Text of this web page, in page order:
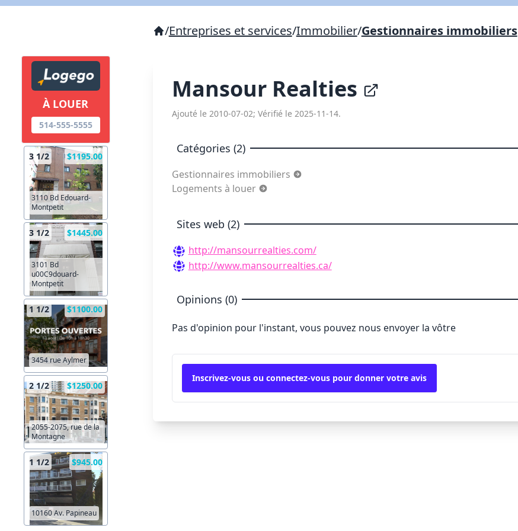
À LOUER
514-555-5555
3 1/2 $1195.00
3110 Bd Edouard-
Montpetit
3 1/2 $1445.00
3101 Bd
u00C9douard-
Montpetit
1 1/2 $1100.00
3454 rue Aylmer
2 1/2 $1250.00
2055-2075, rue de la
Montagne
1 1/2 $945.00
10160 Av. Papineau
/Entreprises et services/Immobilier/Gestionnaires immobiliers
Mansour Realties
Ajouté le 2010-07-02; Vérifié le 2025-11-14.
Catégories (2)
Gestionnaires immobiliers
Logements à louer
Sites web (2)
http://mansourrealties.com/
http://www.mansourrealties.ca/
Opinions (0)
Pas d'opinion pour l'instant, vous pouvez nous envoyer la vôtre
Inscrivez-vous ou connectez-vous pour donner votre avis
X Fermer Envoyez
Copier lien